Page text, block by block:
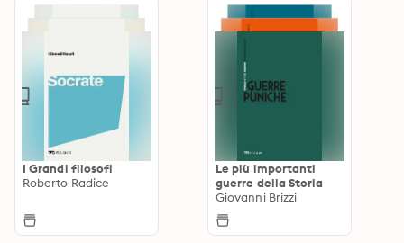
I Grandi filosofi
Roberto Radice
Le più importanti
guerre della Storia
Giovanni Brizzi